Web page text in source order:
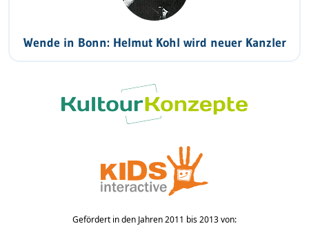
Wende in Bonn: Helmut Kohl wird neuer Kanzler
Gefördert in den Jahren 2011 bis 2013 von: